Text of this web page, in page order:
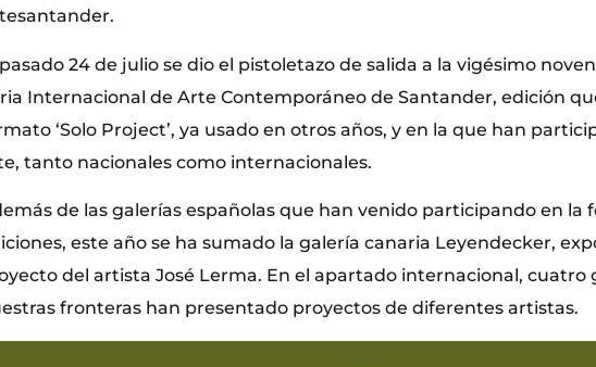
24 de julio se dio el pistoletazo de salida a la vigésimo
Internacional de Arte Contemporáneo de Santander, edición
‘Solo Project’, ya usado en otros años, y en la que han
tanto nacionales como internacionales.
de las galerías españolas que han venido participando en la
este año se ha sumado la galería canaria Leyendecker,
del artista José Lerma. En el apartado internacional, cuatro
fronteras han presentado proyectos de diferentes artistas.